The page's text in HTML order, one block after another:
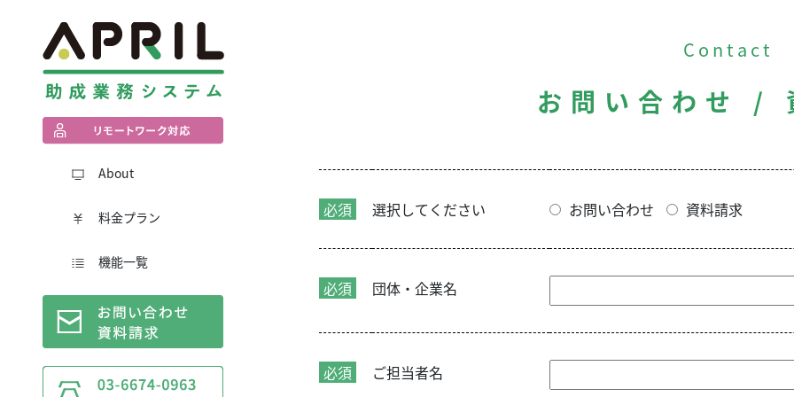
About
料金プラン
機能一覧
Contact
お問い合わせ /
必須 選択してください お問い合わせ 資料請求
必須 団体・企業名
必須 ご担当者名